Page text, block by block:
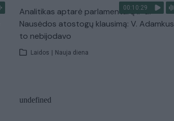
00:10:29
Analitikas aptarė parlamentarų ir G.
Nausėdos atostogų klausimą: V. Adamkus
to nebijodavo
Laidos | Nauja diena